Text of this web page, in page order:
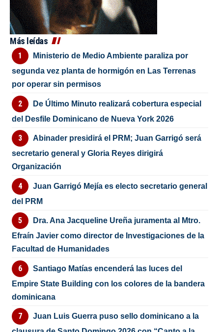
Más leídas
Ministerio de Medio Ambiente paraliza por
segunda vez planta de hormigón en Las Terrenas
por operar sin permisos
De Último Minuto realizará cobertura especial
del Desfile Dominicano de Nueva York 2026
Abinader presidirá el PRM; Juan Garrigó será
secretario general y Gloria Reyes dirigirá
Organización
Juan Garrigó Mejía es electo secretario general
del PRM
Dra. Ana Jacqueline Ureña juramenta al Mtro.
Efraín Javier como director de Investigaciones de la
Facultad de Humanidades
Santiago Matías encenderá las luces del
Empire State Building con los colores de la bandera
dominicana
Juan Luis Guerra puso sello dominicano a la